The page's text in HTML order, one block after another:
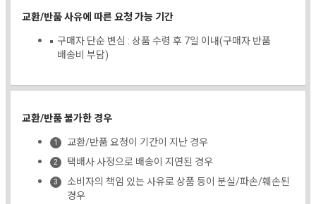
교환/반품 사유에 따른 요청 가능 기간
구매자 단순 변심 : 상품 수령 후 7일 이내(구매자 반품
배송비 부담)
교환/반품 불가한 경우
교환/반품 요청이 기간이 지난 경우
택배사 사정으로 배송이 지연된 경우
소비자의 책임 있는 사유로 상품 등이 분실/파손/훼손된
경우